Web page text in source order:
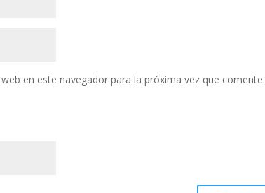
en este navegador para la próxima vez que comente.